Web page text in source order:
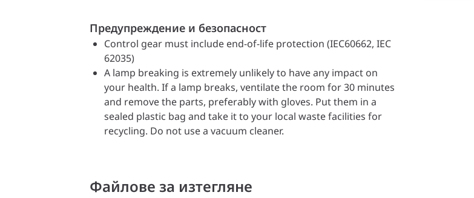
Предупреждение и безопасност
Control gear must include end-of-life protection (IEC60662, IEC
62035)
A lamp breaking is extremely unlikely to have any impact on
your health. If a lamp breaks, ventilate the room for 30 minutes
and remove the parts, preferably with gloves. Put them in a
sealed plastic bag and take it to your local waste facilities for
recycling. Do not use a vacuum cleaner.
Файлове за изтегляне